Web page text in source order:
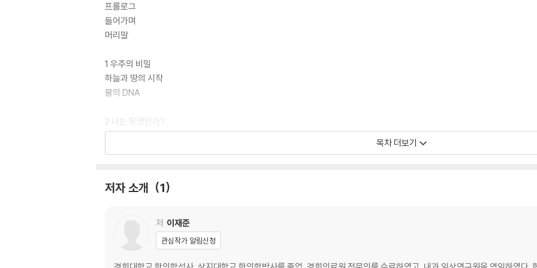
프롤로그
들어가며
머리말
1 우주의 비밀
하늘과 땅의 시작
물의 DNA
2 나는 무엇인가?
나는 물이다
생(生)과 사(死)
목차 더보기
저자 소개 1
저 이재준
관심작가 알림신청